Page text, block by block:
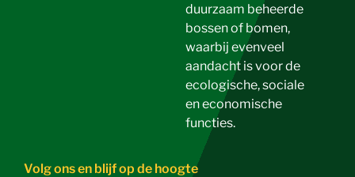
duurzaam beheerde
bossen of bomen,
waarbij evenveel
aandacht is voor de
ecologische, sociale
en economische
functies.
Volg ons en blijf op de hoogte